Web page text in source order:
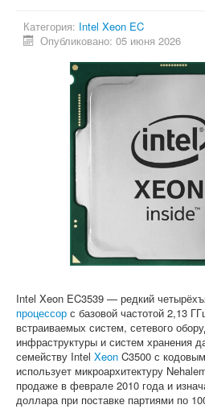
Инструкции
Рейтинги
Конференция
Системные программы
Категория: Intel Xeon EC
Опубликовано: 05 июня 2026
Intel Xeon EC3539 — редкий
процессор с базовой частотой 2,13
встраиваемых систем, сетевого
инфраструктуры и систем хранения
семейству Intel Xeon C3500 с
использует микроархитектуру
продаже в феврале 2010 года и
доллара при поставке партиями по